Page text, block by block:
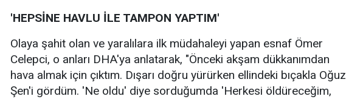
'HEPSİNE HAVLU İLE TAMPON YAPTIM'
Olaya şahit olan ve yaralılara ilk müdahaleyi yapan esnaf Ömer
Celepci, o anları DHA'ya anlatarak, "Önceki akşam dükkanımdan
hava almak için çıktım. Dışarı doğru yürürken ellindeki bıçakla Oğuz
Şen'i gördüm. 'Ne oldu' diye sorduğumda 'Herkesi öldüreceğim,